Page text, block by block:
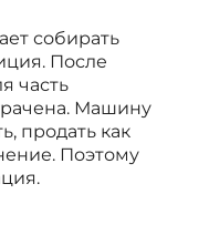
собирать
После
часть
Машину
продать как
Поэтому